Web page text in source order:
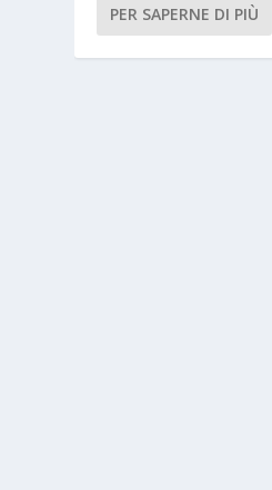
PER SAPERNE DI PIÙ